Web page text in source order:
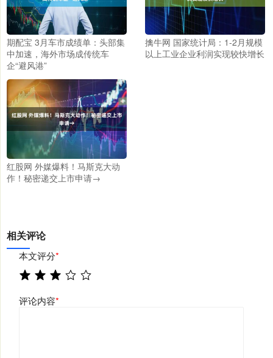
期配宝 3月车市成绩单：头部集
中加速，海外市场成传统车
企“避风港”
擒牛网 国家统计局：1-2月规模
以上工业企业利润实现较快增长
红股网 外媒爆料！马斯克大动
作！秘密递交上市申请→
相关评论
本文评分*
评论内容*